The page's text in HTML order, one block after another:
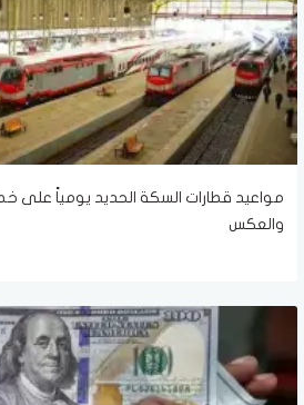
مواعيد قطارات السكة الحديد يومياً على
والعكس